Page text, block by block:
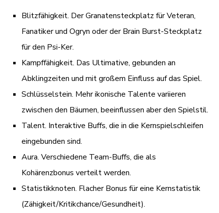
Blitzfähigkeit. Der Granatensteckplatz für Veteran,
Fanatiker und Ogryn oder der Brain Burst-Steckplatz
für den Psi-Ker.
Kampffähigkeit. Das Ultimative, gebunden an
Abklingzeiten und mit großem Einfluss auf das Spiel.
Schlüsselstein. Mehr ikonische Talente variieren
zwischen den Bäumen, beeinflussen aber den Spielstil.
Talent. Interaktive Buffs, die in die Kernspielschleifen
eingebunden sind.
Aura. Verschiedene Team-Buffs, die als
Kohärenzbonus verteilt werden.
Statistikknoten. Flacher Bonus für eine Kernstatistik
(Zähigkeit/Kritikchance/Gesundheit).